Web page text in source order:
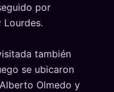
por
Lourdes.
también
se ubicaron
Olmedo y